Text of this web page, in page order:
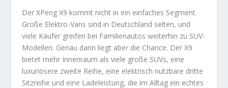
Der XPeng X9 kommt nicht in ein einfaches Segment.
Große Elektro-Vans sind in Deutschland selten, und
viele Käufer greifen bei Familienautos weiterhin zu SUV-
Modellen. Genau darin liegt aber die Chance. Der X9
bietet mehr Innenraum als viele große SUVs, eine
luxuriösere zweite Reihe, eine elektrisch nutzbare dritte
Sitzreihe und eine Ladeleistung, die im Alltag ein echtes